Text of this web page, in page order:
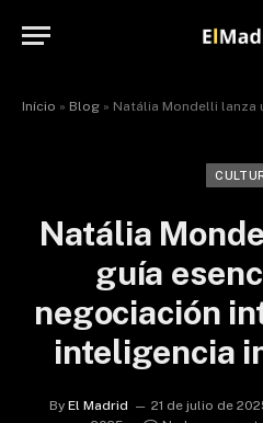
Início » Blog » Natália Mondelli lanza una guía esencial
Natália
guía
negociación
inteligencia
By El Madrid 21 de julio de